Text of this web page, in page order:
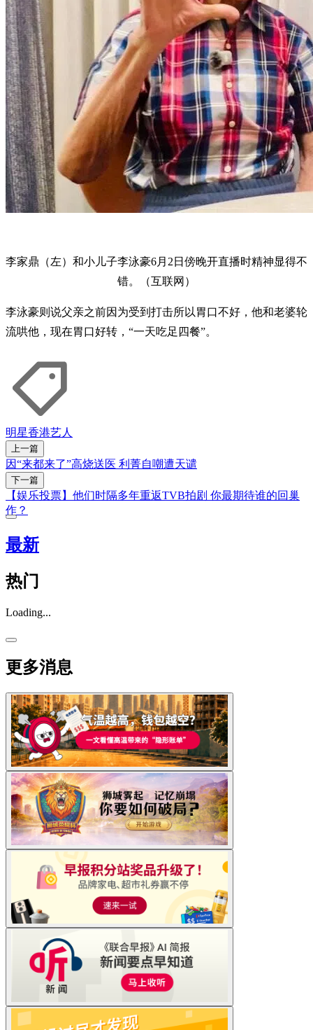
李家鼎（左）和小儿子李泳豪6月2日傍晚开直播时精神显得不
错。（互联网）
李泳豪则说父亲之前因为受到打击所以胃口不好，他和老婆轮
流哄他，现在胃口好转，“一天吃足四餐”。
明星香港艺人
上一篇
因“来都来了”高烧送医 利菁自嘲遭天谴
下一篇
【娱乐投票】他们时隔多年重返TVB拍剧 你最期待谁的回巢
作？
最新
热门
Loading...
更多消息